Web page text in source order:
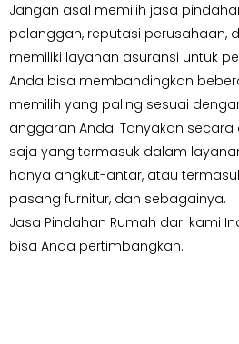
Jangan asal memilih jasa
pelanggan, reputasi perusahaan,
memiliki layanan asuransi untuk
Anda bisa membandingkan
memilih yang paling sesuai
anggaran Anda. Tanyakan
saja yang termasuk dalam
hanya angkut-antar, atau
pasang furnitur, dan sebagainya.
Jasa Pindahan Rumah dari kami
bisa Anda pertimbangkan.